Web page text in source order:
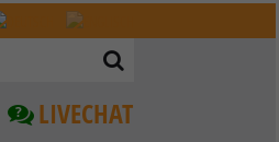
? LIVECHAT